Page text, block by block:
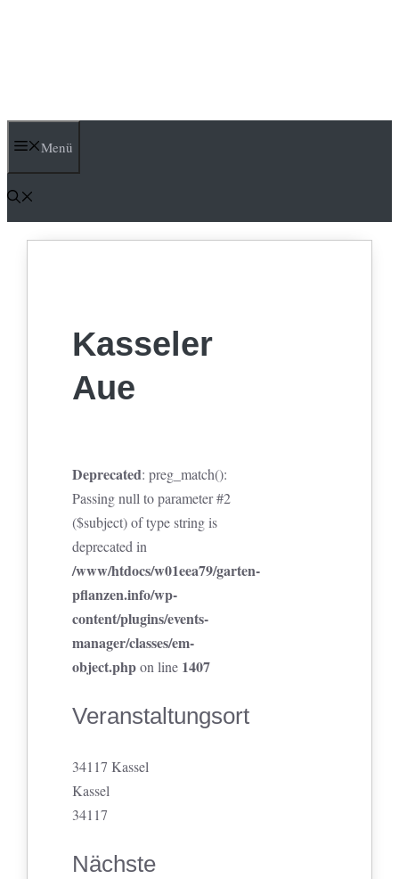
Menü
Kasseler
Aue
Deprecated: preg_match():
Passing null to parameter #2
($subject) of type string is
deprecated in
/www/htdocs/w01eea79/garten-
pflanzen.info/wp-
content/plugins/events-
manager/classes/em-
object.phpon line 1407
Veranstaltungsort
34117 Kassel
Kassel
34117
Nächste